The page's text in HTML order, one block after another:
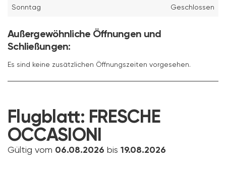
Sonntag Geschlossen
Außergewöhnliche Öffnungen und
Schließungen:
Es sind keine zusätzlichen Öffnungszeiten vorgesehen.
Flugblatt: FRESCHE
OCCASIONI
Gültig vom 06.08.2026 bis 19.08.2026